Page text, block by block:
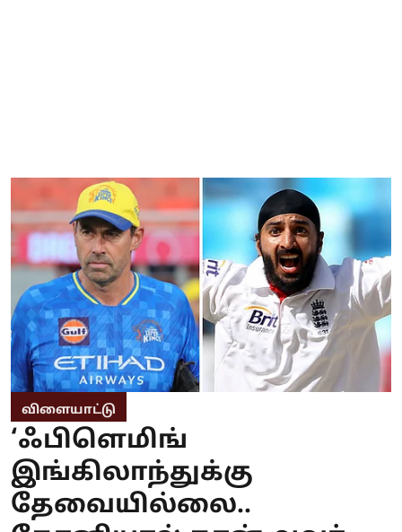
விளையாட்டு
‘ஃபிளெமிங்
இங்கிலாந்துக்கு
தேவையில்லை..